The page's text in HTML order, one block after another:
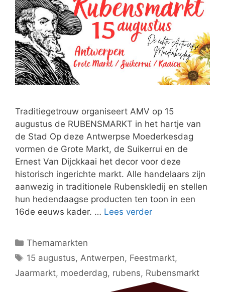
Traditiegetrouw organiseert AMV op 15
augustus de RUBENSMARKT in het hartje van
de Stad Op deze Antwerpse Moederkesdag
vormen de Grote Markt, de Suikerrui en de
Ernest Van Dijckkaai het decor voor deze
historisch ingerichte markt. Alle handelaars zijn
aanwezig in traditionele Rubenskledij en stellen
hun hedendaagse producten ten toon in een
16de eeuws kader. … Lees verder
Themamarkten
15 augustus,Antwerpen, Feestmarkt,
Jaarmarkt, moederdag, rubens, Rubensmarkt